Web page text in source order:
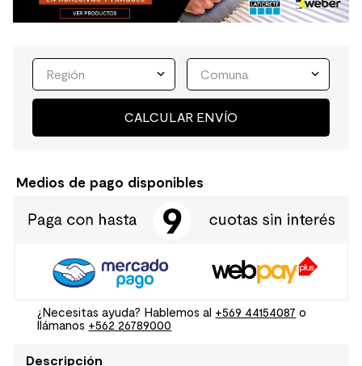
Región Comuna
CALCULAR ENVÍO
Medios de pago disponibles
¿Necesitas ayuda? Hablemos al +569 44154087 o
llámanos +562 26789000
Descripción